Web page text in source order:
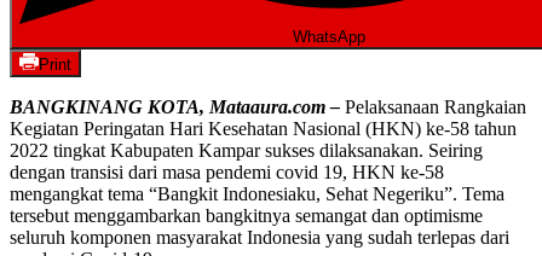
WhatsApp
Print
BANGKINANG KOTA, Mataaura.com – Pelaksanaan Rangkaian
Kegiatan Peringatan Hari Kesehatan Nasional (HKN) ke-58 tahun
2022 tingkat Kabupaten Kampar sukses dilaksanakan. Seiring
dengan transisi dari masa pendemi covid 19, HKN ke-58
mengangkat tema “Bangkit Indonesiaku, Sehat Negeriku”. Tema
tersebut menggambarkan bangkitnya semangat dan optimisme
seluruh komponen masyarakat Indonesia yang sudah terlepas dari